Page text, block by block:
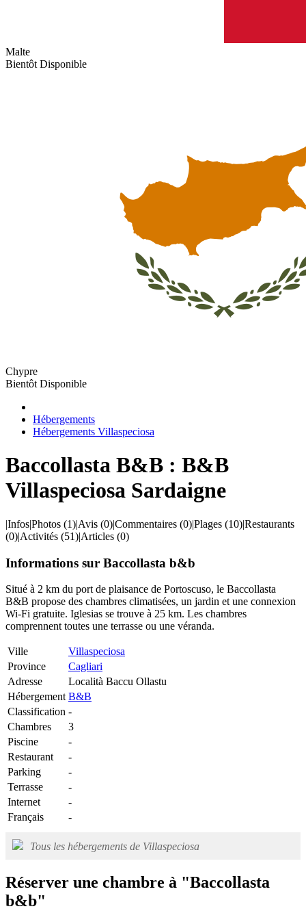
Malte
Bientôt Disponible
Chypre
Bientôt Disponible
Hébergements
Hébergements Villaspeciosa
Baccollasta B&B : B&B
Villaspeciosa Sardaigne
|Infos|Photos (1)|Avis (0)|Commentaires (0)|Plages (10)|Restaurants
(0)|Activités (51)|Articles (0)
Informations sur Baccollasta b&b
Situé à 2 km du port de plaisance de Portoscuso, le Baccollasta
B&B propose des chambres climatisées, un jardin et une connexion
Wi-Fi gratuite. Iglesias se trouve à 25 km. Les chambres
comprennent toutes une terrasse ou une véranda.
Ville
Villaspeciosa
Province
Cagliari
Adresse
Località Baccu Ollastu
Hébergement B&B
Classification -
Chambres
3
Piscine
-
Restaurant
-
Parking
-
Terrasse
-
Internet
-
Français
-
Tous les hébergements de Villaspeciosa
Réserver une chambre à "Baccollasta
b&b"